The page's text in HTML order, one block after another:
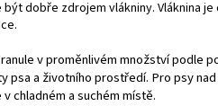
být dobře zdrojem vlákniny. Vláknina
v proměnlivém množství podle
psa a životního prostředí. Pro psy
chladném a suchém místě.